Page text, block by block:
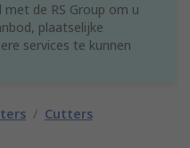
de RS Group om u
plaatselijke
services te kunnen
/ Cutters